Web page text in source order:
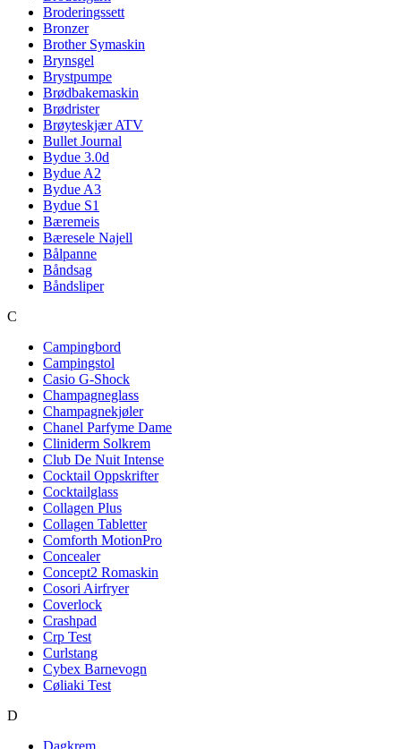
Broderingssett
Bronzer
Brother Symaskin
Brynsgel
Brystpumpe
Brødbakemaskin
Brødrister
Brøyteskjær ATV
Bullet Journal
Bydue 3.0d
Bydue A2
Bydue A3
Bydue S1
Bæremeis
Bæresele Najell
Bålpanne
Båndsag
Båndsliper
C
Campingbord
Campingstol
Casio G-Shock
Champagneglass
Champagnekjøler
Chanel Parfyme Dame
Cliniderm Solkrem
Club De Nuit Intense
Cocktail Oppskrifter
Cocktailglass
Collagen Plus
Collagen Tabletter
Comforth MotionPro
Concealer
Concept2 Romaskin
Cosori Airfryer
Coverlock
Crashpad
Crp Test
Curlstang
Cybex Barnevogn
Cøliaki Test
D
Dagkrem